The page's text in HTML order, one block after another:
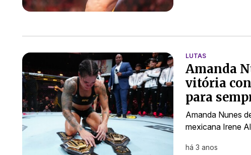
LUTAS
Amanda
vitória
para
Amanda Nunes
mexicana Irene
há 3 anos